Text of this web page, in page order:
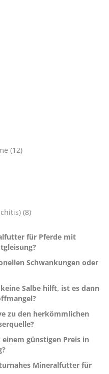
(12)
(8)
für Pferde mit
Schwankungen oder
Salbe hilft, ist es dann
zu den herkömmlichen
günstigen Preis in
Mineralfutter für